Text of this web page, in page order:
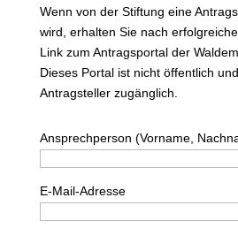
Wenn von der Stiftung eine
wird, erhalten Sie nach
Link zum Antragsportal der
Dieses Portal ist nicht öffentlich
Antragsteller zugänglich.
Ansprechperson (Vorname,
E-Mail-Adresse